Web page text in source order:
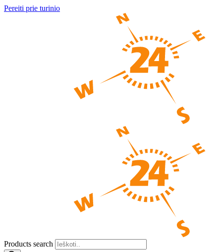
Pereiti prie turinio
Products search